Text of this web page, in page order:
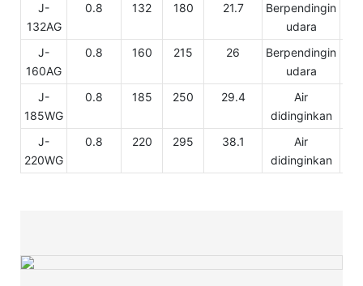
J-
132AG
0.8 132 180 21.7
Berpendingin
udara
J-
160AG
0.8 160 215 26
Berpendingin
udara
J-
185WG
0.8 185 250 29.4
Air
didinginkan
J-
220WG
0.8 220 295 38.1
Air
didinginkan